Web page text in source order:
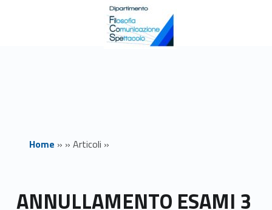
Home » » Articoli »
ANNULLAMENTO ESAMI 3